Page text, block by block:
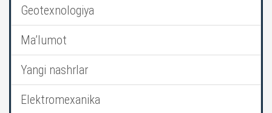
Geotexnologiya
Ma’lumot
Yangi nashrlar
Elektromexanika